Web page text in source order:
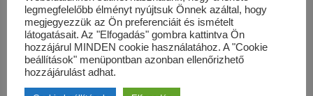
09:00 - 13:30
Esemény kategória:
K&K PLUSZ KLUB Talentum Vezetőképző Program
Honlap:
legmegfelelőbb élményt nyújtsuk Önnek azáltal, hogy
megjegyezzük az Ön preferenciáit és ismételt
látogatásait. Az "Elfogadás" gombra kattintva Ön
hozzájárul MINDEN cookie használatához. A "Cookie
beállítások" menüpontban azonban ellenőrizhető
hozzájárulást adhat.